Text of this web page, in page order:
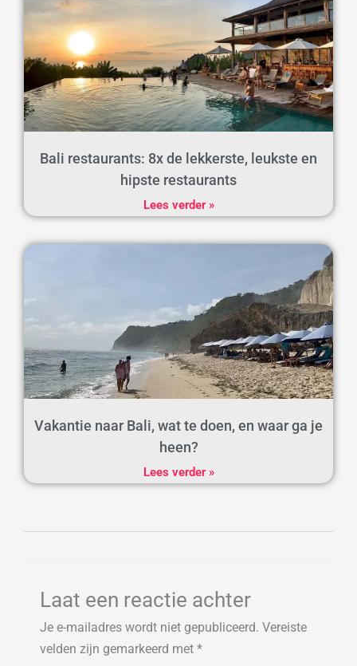
Bali restaurants: 8x de lekkerste, leukste en
hipste restaurants
Lees verder »
Vakantie naar Bali, wat te doen, en waar ga je
heen?
Lees verder »
Laat een reactie achter
Je e-mailadres wordt niet gepubliceerd. Vereiste
velden zijn gemarkeerd met *